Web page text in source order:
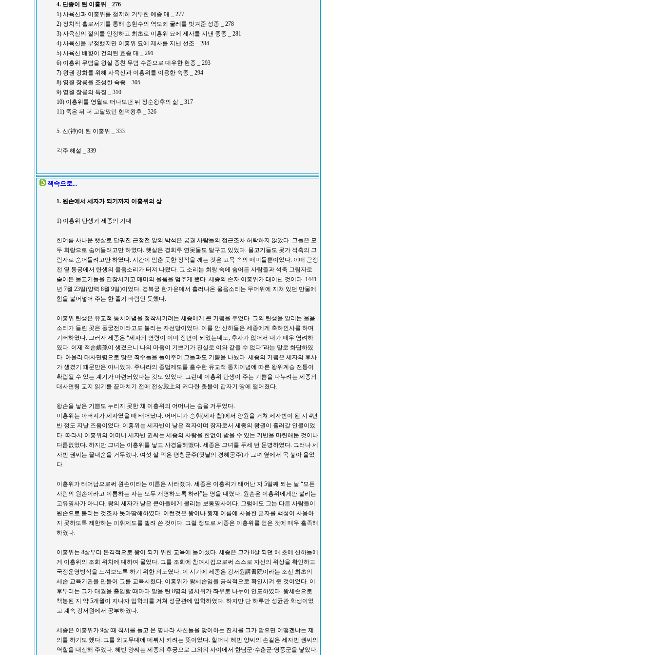
4. 단종이 된 이홍위 _ 276
1) 사육신과 이홍위를 철저히 거부한 예종 대 _ 277
2) 정치적 홀로서기를 통해 송현수의 역모죄 굴레를 벗겨준 성종 _ 278
3) 사육신의 절의를 인정하고 최초로 이홍위 묘에 제사를 지낸 중종 _ 281
4) 사육신을 부정했지만 이홍위 묘에 제사를 지낸 선조 _ 284
5) 사육신 배향이 건의된 효종 대 _ 291
6) 이홍위 무덤을 왕실 종친 무덤 수준으로 대우한 현종 _ 293
7) 왕권 강화를 위해 사육신과 이홍위를 이용한 숙종 _ 294
8) 영월 장릉을 조성한 숙종 _ 305
9) 영월 장릉의 특징 _ 310
10) 이홍위를 영월로 떠나보낸 뒤 정순왕후의 삶 _ 317
11) 죽은 뒤 더 고달팠던 현덕왕후 _ 326
5. 신(神)이 된 이홍위 _ 333
각주 해설 _ 339
책속으로...
1. 원손에서 세자가 되기까지 이홍위의 삶
1) 이홍위 탄생과 세종의 기대
한여름 사나운 햇살로 달궈진 근정전 앞의 박석은 궁궐 사람들의 접근조차 허락하지 않았다. 그들은 모
두 회랑으로 숨어들려고만 하였다. 햇살은 경회루 연못물도 달구고 있었다. 물고기들도 못가 석축의 그
림자로 숨어들려고만 하였다. 시간이 멈춘 듯한 정적을 깨는 것은 고목 속의 매미들뿐이었다. 이때 근정
전 옆 동궁에서 탄생의 울음소리가 터져 나왔다. 그 소리는 회랑 속에 숨어든 사람들과 석축 그림자로
숨어든 물고기들을 긴장시키고 매미의 울음을 멈추게 했다. 세종의 손자 이홍위가 태어난 것이다. 1441
년 7월 23일(양력 8월 9일)이었다. 경복궁 한가운데서 흘러나온 울음소리는 무더위에 지쳐 있던 만물에
힘을 불어넣어 주는 한 줄기 바람인 듯했다.
이홍위 탄생은 유교적 통치이념을 정착시키려는 세종에게 큰 기쁨을 주었다. 그의 탄생을 알리는 울음
소리가 들린 곳은 동궁전이라고도 불리는 자선당이었다. 이를 안 신하들은 세종에게 축하인사를 하며
기뻐하였다. 그러자 세종은 “세자의 연령이 이미 장년이 되었는데도, 후사가 없어서 내가 매우 염려하
였다. 이제 적손嫡孫이 생겼으니 나의 마음이 기쁘기가 진실로 이와 같을 수 없다”라는 말로 화답하였
다. 아울러 대사면령으로 많은 죄수들을 풀어주며 그들과도 기쁨을 나눴다. 세종의 기쁨은 세자의 후사
가 생겼기 때문만은 아니었다. 주나라의 종법제도를 흡수한 유교적 통치이념에 따른 왕위계승 전통이
확립될 수 있는 계기가 마련되었다는 것도 있었다. 그런데 이홍위 탄생이 주는 기쁨을 나누려는 세종의
대사면령 교지 읽기를 끝마치기 전에 전상殿上의 커다란 촛불이 갑자기 땅에 떨어졌다.
왕손을 낳은 기쁨도 누리지 못한 채 이홍위의 어머니는 숨을 거두었다.
이홍위는 아버지가 세자였을 때 태어났다. 어머니가 승휘(세자 첩)에서 양원을 거쳐 세자빈이 된 지 4년
반 정도 지날 즈음이었다. 이홍위는 세자빈이 낳은 적자이며 장자로서 세종의 왕권이 흘러갈 인물이었
다. 따라서 이홍위의 어머니 세자빈 권씨는 세종의 사랑을 한없이 받을 수 있는 기반을 마련해둔 것이나
다름없었다. 하지만 그녀는 이홍위를 낳고 사경을헤맸다. 세종은 그녀를 두세 번 문병하였다. 그러나 세
자빈 권씨는 끝내숨을 거두었다. 여섯 살 먹은 평창군주(뒷날의 경혜공주)가 그녀 옆에서 목 놓아 울었
다.
이홍위가 태어남으로써 원손이라는 이름은 사라졌다. 세종은 이홍위가 태어난 지 5일째 되는 날 “모든
사람의 원손이라고 이름하는 자는 모두 개명하도록 하라”는 명을 내렸다. 원손은 이홍위에게만 불리는
고유명사가 아니다. 왕의 세자가 낳은 큰아들에게 불리는 보통명사이다. 그럼에도 그는 다른 사람들이
원손으로 불리는 것조차 못마땅해하였다. 이런것은 왕이나 황제 이름에 사용한 글자를 백성이 사용하
지 못하도록 제한하는 피휘제도를 빌려 쓴 것이다. 그럴 정도로 세종은 이홍위를 얻은 것에 매우 흡족해
하였다.
이홍위는 8살부터 본격적으로 왕이 되기 위한 교육에 들어섰다. 세종은 그가 8살 되던 해 초에 신하들에
게 이홍위의 조회 위치에 대하여 물었다. 그를 조회에 참여시킴으로써 스스로 자신의 위상을 확인하고
국정운영방식을 느껴보도록 하기 위한 의도였다. 이 시기에 세종은 강서원講書院이라는 조선 최초의
세손 교육기관을 만들어 그를 교육시켰다. 이홍위가 왕세손임을 공식적으로 확인시켜 준 것이었다. 이
후부터는 그가 대궐을 출입할 때마다 말을 탄 8명의 별시위가 좌우로 나누어 인도하였다. 왕세손으로
책봉된 지 약 5개월이 지나자 입학의를 거쳐 성균관에 입학하였다. 하지만 단 하루만 성균관 학생이었
고 계속 강서원에서 공부하였다.
세종은 이홍위가 9살 때 칙서를 들고 온 명나라 사신들을 맞이하는 잔치를 그가 맡으면 어떻겠냐는 제
의를 하기도 했다. 그를 외교무대에 데뷔시 키려는 뜻이었다. 할머니 혜빈 양씨의 손길은 세자빈 권씨의
역할을 대신해 주었다. 혜빈 양씨는 세종의 후궁으로 그와의 사이에서 한남군·수춘군·영풍군을 낳았다.